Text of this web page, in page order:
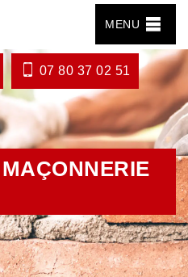
MENU
07 80 37 02 51